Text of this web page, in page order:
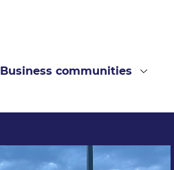
Business communities